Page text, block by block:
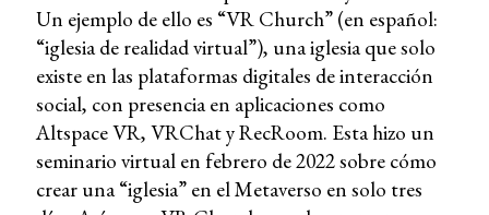
Un ejemplo de ello es “VR Church” (en español:
“iglesia de realidad virtual”), una iglesia que solo
existe en las plataformas digitales de interacción
social, con presencia en aplicaciones como
Altspace VR, VRChat y RecRoom. Esta hizo un
seminario virtual en febrero de 2022 sobre cómo
crear una “iglesia” en el Metaverso en solo tres